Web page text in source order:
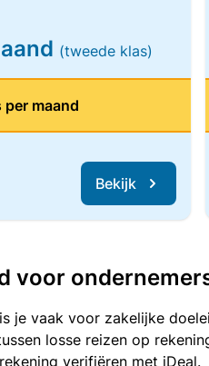
(tweede klas)
maand
Bekijk
voor
je vaak voor zakelijke
losse reizen op
verifiëren met iDeal.